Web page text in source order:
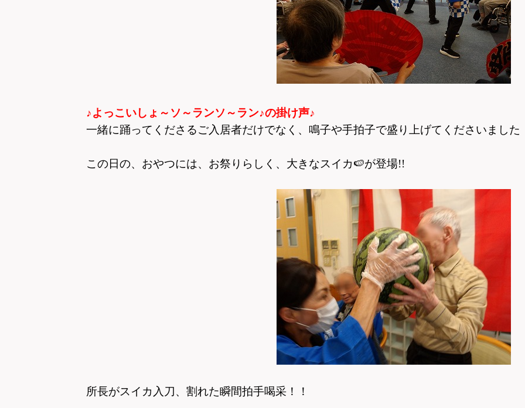
♪よっこいしょ～ソ～ランソ～ラン♪の掛け声♪
一緒に踊ってくださるご入居者だけでなく、鳴子や手拍子で盛り上げて くださいました
この日の、おやつには、お祭りらしく、大きなスイカ🍉が登場!!
所長がスイカ入刀、割れた瞬間拍手喝采！！